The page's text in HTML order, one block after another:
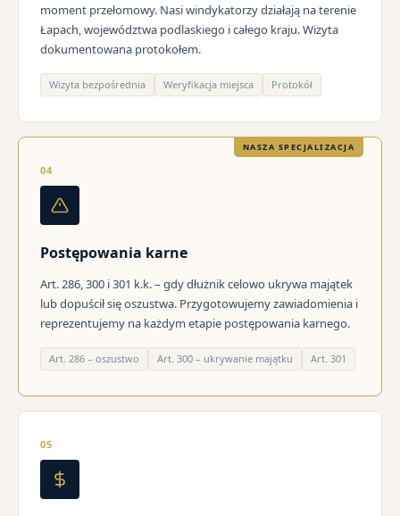
moment przełomowy. Nasi windykatorzy działają na terenie
Łapach, województwa podlaskiego i całego kraju. Wizyta
dokumentowana protokołem.
Wizyta bezpośrednia Weryfikacja miejsca Protokół
NASZA SPECJALIZACJA
04
Postępowania karne
Art. 286, 300 i 301 k.k. – gdy dłużnik celowo ukrywa majątek
lub dopuścił się oszustwa. Przygotowujemy zawiadomienia i
reprezentujemy na każdym etapie postępowania karnego.
Art. 286 – oszustwo Art. 300 – ukrywanie majątku Art. 301
05